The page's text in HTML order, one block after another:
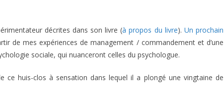
décrites dans son livre (à propos du livre). Un prochain
de mes expériences de management / commandement et d’une
sociale, qui nuanceront celles du psychologue.
ce huis-clos à sensation dans lequel il a plongé une vingtaine de